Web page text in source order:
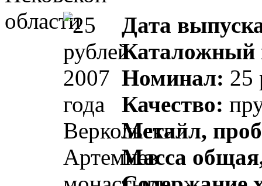
Дата
Каталожный
Номинал: 25
Качество:
Металл,
Масса